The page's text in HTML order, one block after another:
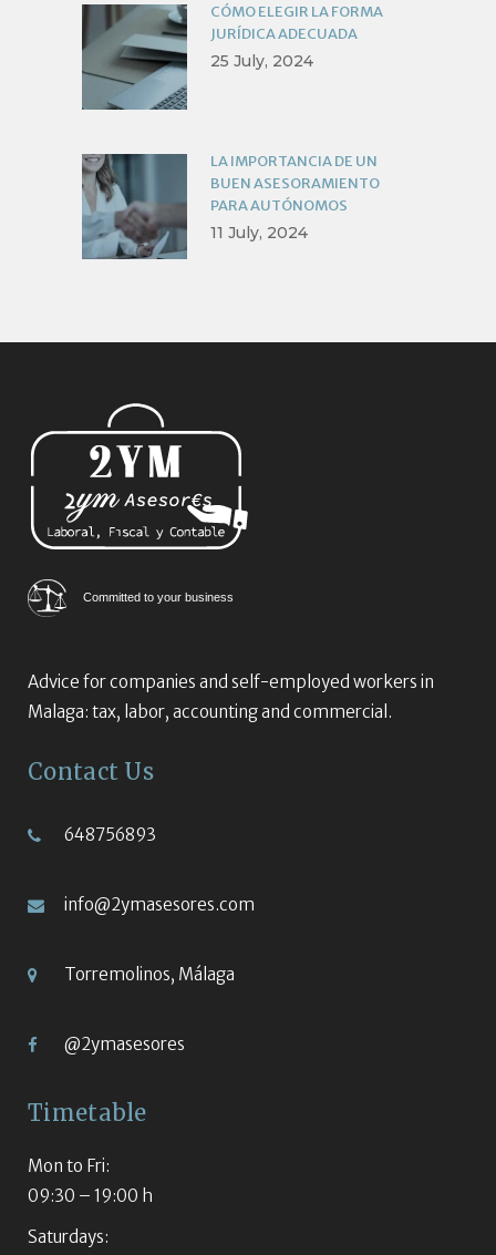
CÓMO ELEGIR LA FORMA
JURÍDICA ADECUADA
25 July, 2024
LA IMPORTANCIA DE UN
BUEN ASESORAMIENTO
PARA AUTÓNOMOS
11 July, 2024
Committed to your business
Advice for companies and self-employed workers in
Malaga: tax, labor, accounting and commercial.
Contact Us
648756893
info@2ymasesores.com
Torremolinos, Málaga
@2ymasesores
Timetable
Mon to Fri:
09:30 – 19:00 h
Saturdays: